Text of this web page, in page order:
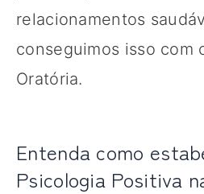
relacionamentos
conseguimos isso com
Oratória.
Entenda como
Psicologia Positiva